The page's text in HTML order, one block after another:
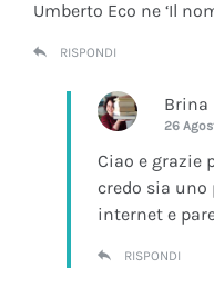
Umberto Eco ne ‘Il
RISPONDI
Brina
26
Ciao e grazie
credo sia uno
internet e
RISPONDI